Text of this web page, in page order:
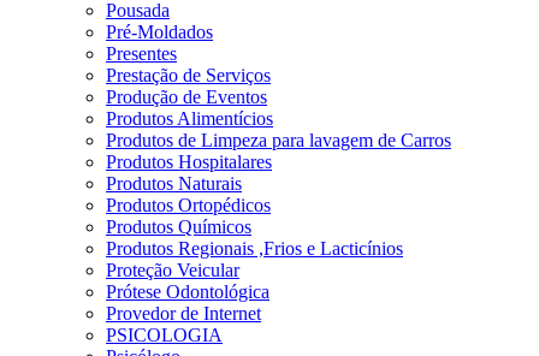
Pousada
Pré-Moldados
Presentes
Prestação de Serviços
Produção de Eventos
Produtos Alimentícios
Produtos de Limpeza para lavagem de Carros
Produtos Hospitalares
Produtos Naturais
Produtos Ortopédicos
Produtos Químicos
Produtos Regionais ,Frios e Lacticínios
Proteção Veicular
Prótese Odontológica
Provedor de Internet
PSICOLOGIA